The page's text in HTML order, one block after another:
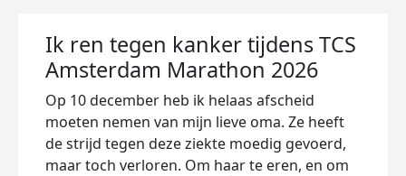
Ik ren tegen kanker tijdens TCS
Amsterdam Marathon 2026
Op 10 december heb ik helaas afscheid
moeten nemen van mijn lieve oma. Ze heeft
de strijd tegen deze ziekte moedig gevoerd,
maar toch verloren. Om haar te eren, en om